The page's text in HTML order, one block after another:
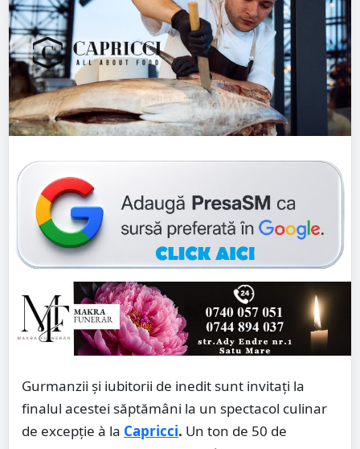
Gurmanzii și iubitorii de inedit sunt invitați la
finalul acestei săptămâni la un spectacol culinar
de excepție à la Capricci. Un ton de 50 de